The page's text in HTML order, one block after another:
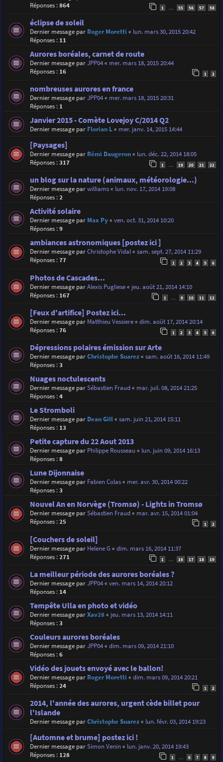
Réponses :864 1 55 56 57 58
éclipse de soleil
Dernier message par Roger Moretti « lun. mars 30, 2015 20:42
Réponses : 11
Aurores boréales, carnet de route
Dernier message parJPP04« mer. mars 18, 2015 20:44
Réponses : 16 1 2
nombreuses aurores en france
Dernier message parJPP04« mer. mars 18, 2015 20:31
Réponses : 1
Janvier 2015 - Comète Lovejoy C/2014 Q2
Dernier message par Florian L« mer. janv. 14, 2015 14:44
[Paysages]
Dernier message par Rémi Daugeron« lun. déc. 22, 2014 18:05
Réponses :317 1 … 19 20 21 22
un blog sur la nature (animaux, météorologie...)
Dernier message parwilliams« lun. nov. 17, 2014 19:08
Réponses :2
Activité solaire
Dernier message par Max Py« ven. oct. 31, 2014 10:20
Réponses :9
ambiances astronomiques [postez ici ]
Dernier message parChristophe Vidal« sam. sept. 27, 2014 11:29
Réponses :77 1 2 3 4 5 6
Photos de Cascades...
Dernier message parAlexis Pugliese« jeu. août 21, 2014 14:10
Réponses : 167 1 9 10 11 12
[Feux d'artifice] Postez ici...
Dernier message par Matthieu Vessiere« dim. août 17, 2014 20:14
Réponses :76 1 2 3 4 5 6
Dépressions polaires émission sur Arte
Dernier message parChristophe Suarez« sam. août 16, 2014 11:49
Réponses :3
Nuages noctulescents
Dernier message parSébastien Fraud« mar. juil. 08, 2014 21:25
Réponses :4
Le Stromboli
Dernier message par Dean Gill« sam. juin 21, 2014 15:11
Réponses : 13
Petite capture du 22 Aout 2013
Dernier message par Philippe Rousseau « lun. juin 09, 2014 16:13
Réponses :8
Lune Dijonnaise
Dernier message par Fabien Colas« mer. avr. 30, 2014 00:22
Réponses :3
Nouvel An en Norvège (Tromsø) - Lights in Tromsø
Dernier message parSébastien Fraud« mar. avr. 15, 2014 01:04
Réponses :25 1 2
[Couchers de soleil]
Dernier message par Helene G« dim. mars 16, 2014 11:37
Réponses :271 1 16 17 18 19
La meilleur période des aurores boréales ?
Dernier message parJPP04« ven. mars 14, 2014 20:12
Réponses : 14
Tempête Ulla en photo et vidéo
Dernier message parXav28« jeu. mars 13, 2014 14:11
Réponses :3
Couleurs aurores boréales
Dernier message parJPP04« dim. mars 09, 2014 21:10
Réponses :6
Vidéo des jouets envoyé avec le ballon!
Dernier message par Roger Moretti « dim. mars 09, 2014 20:21
Réponses :24 1 2
2014, l'année des aurores, urgent cède billet pour
l'Islande
Dernier message parChristophe Suarez« lun. févr. 03, 2014 19:23
[Automne et brume] postez ici !
Dernier message parSimon Venin« lun. janv. 20, 2014 19:43
Réponses : 128 1 … 6 7 8 9